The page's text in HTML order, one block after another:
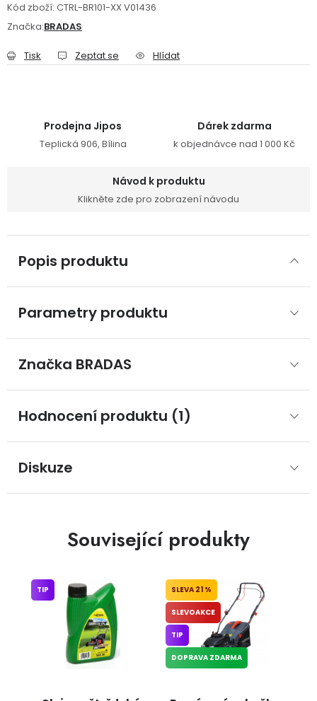
Kód zboží: CTRL-BR101-XX V01436
Značka:BRADAS
Tisk Zeptat se Hlídat
Prodejna Jipos
Teplická 906, Bílina
Dárek zdarma
k objednávce nad 1 000 Kč
Návod k produktu
Klikněte zde pro zobrazení návodu
Popis produktu
Parametry produktu
Značka BRADAS
Hodnocení produktu (1)
Diskuze
Související produkty
TIP 21 %
SLEVOAKCE
TIP
DOPRAVA ZDARMA